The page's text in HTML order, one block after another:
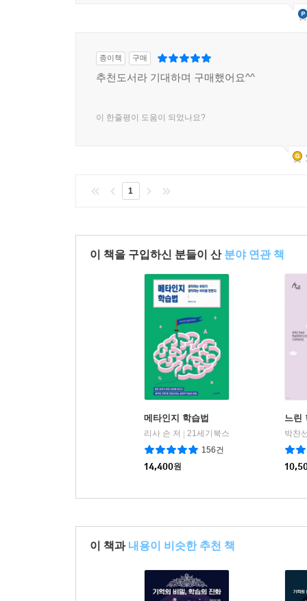
종이책 구매
추천도서라 기대하며 구매했어요^^
이 한줄평이 도움이 되었나요?
1
이 책을 구입하신 분들이 산 분야 연관 책
메타인지 학습법
리사 손 저
21세기북스
156건
14,400원
느린
박찬
이 책과 내용이 비슷한 추천 책